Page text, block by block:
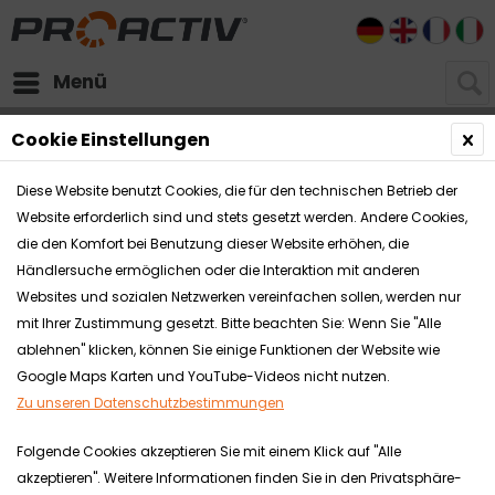
Menü
DE EN FR
Downloads
Cookie Einstellungen
Diese Website benutzt Cookies, die für den technischen Betrieb der
Website erforderlich sind und stets gesetzt werden. Andere Cookies,
die den Komfort bei Benutzung dieser Website erhöhen, die
Händlersuche ermöglichen oder die Interaktion mit anderen
Websites und sozialen Netzwerken vereinfachen sollen, werden nur
mit Ihrer Zustimmung gesetzt. Bitte beachten Sie: Wenn Sie "Alle
ablehnen" klicken, können Sie einige Funktionen der Website wie
Google Maps Karten und YouTube-Videos nicht nutzen.
Zu unseren Datenschutzbestimmungen
Folgende Cookies akzeptieren Sie mit einem Klick auf "Alle
akzeptieren". Weitere Informationen finden Sie in den Privatsphäre-